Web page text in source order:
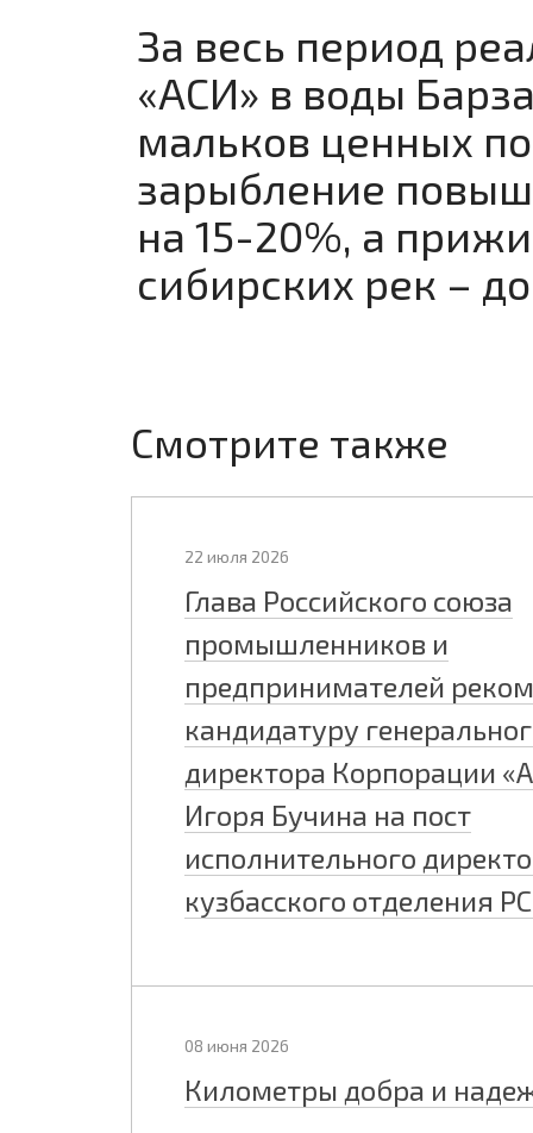
За весь период
«АСИ» в воды
мальков ценных
зарыбление
на 15-20%, а
сибирских рек –
Смотрите также
22 июля 2026
Глава Российского союза
промышленников и
предпринимателей
кандидатуру
директора Корпорации
Игоря Бучина на пост
исполнительного
кузбасского отделения
08 июня 2026
Километры добра и